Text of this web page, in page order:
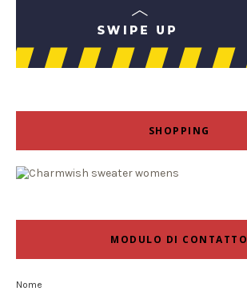
SHOPPING
MODULO DI CONTATTO
Nome